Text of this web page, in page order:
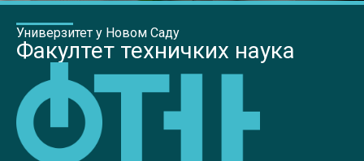
Универзитет у Новом Саду
Факултет техничких наука